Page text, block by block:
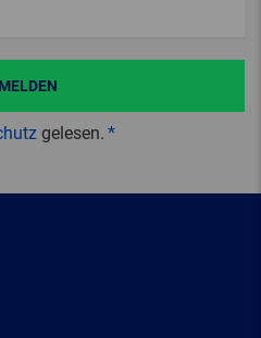
gelesen.